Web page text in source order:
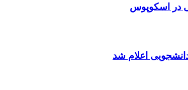
در اسکوپوس
اعلام شد